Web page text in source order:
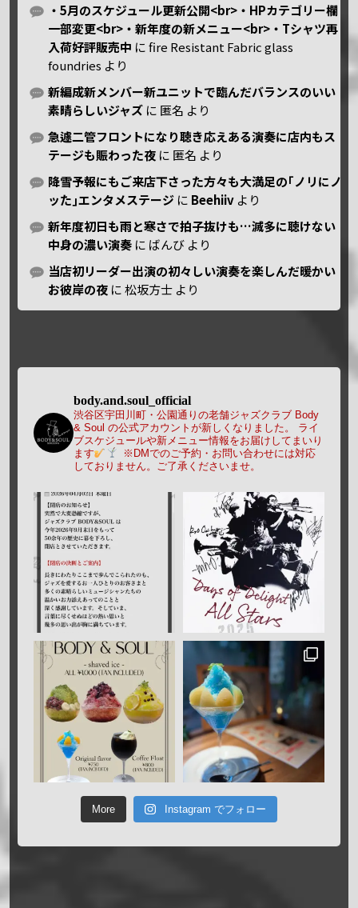
・5月のスケジュール更新公開<br>・HPカテゴリー欄
一部変更<br>・新年度の新メニュー<br>・Tシャツ再
入荷好評販売中 にfire Resistant Fabric glass
foundries より
新編成新メンバー新ユニットで臨んだバランスのいい
素晴らしいジャズ に 匿名 より
急遽二管フロントになり聴き応えある演奏に店内もス
テージも賑わった夜 に 匿名 より
降雪予報にもご来店下さった方々も大満足の｢ノリにノ
ッた｣エンタメステージ に Beehiiv より
新年度初日も雨と寒さで拍子抜けも…滅多に聴けない
中身の濃い演奏 に ばんび より
当店初リーダー出演の初々しい演奏を楽しんだ暖かい
お彼岸の夜 に松坂方士 より
body.and.soul_official
渋谷区宇田川町・公園通りの老舗ジャズクラブ Body
& Soul の公式アカウントが新しくなりました。
ライ
ブスケジュールや新メニュー情報をお届けしてまいり
ます
※DMでのご予約・お問い合わせには対応
しておりません。ご了承くださいませ。
More Instagram でフォロー